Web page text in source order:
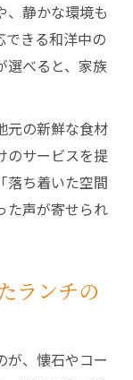
、静かな環境も
できる和洋中の
選べると、家族
元の新鮮な食材
のサービスを提
落ち着いた空間
た声が寄せられ
ランチの
が、懐石やコー